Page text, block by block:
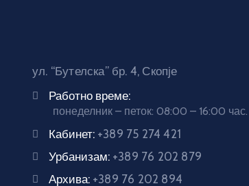
ул. “Бутелска” бр. 4, Скопје
Работно време:
понеделник – петок: 08:00 – 16:00 час.
Кабинет: +389 75 274 421
Урбанизам: +389 76 202 879
Архива: +389 76 202 894